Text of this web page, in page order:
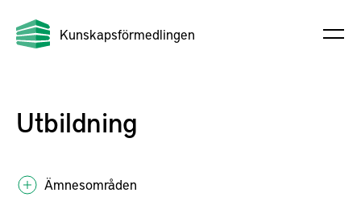
Kunskapsförmedlingen
Utbildning
Ämnesområden